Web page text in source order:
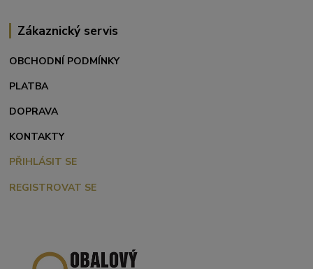
Zákaznický servis
OBCHODNÍ PODMÍNKY
PLATBA
DOPRAVA
KONTAKTY
PŘIHLÁSIT SE
REGISTROVAT SE